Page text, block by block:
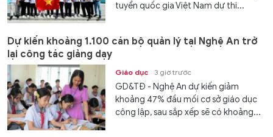
tuyển quốc gia Việt Nam dự thi...
Dự kiến khoảng 1.100 cán bộ quản lý tại Nghệ An trở
lại công tác giảng dạy
Giáo dục 3 giờ trước
GD&TĐ - Nghệ An dự kiến giảm
khoảng 47% đầu mối cơ sở giáo dục
công lập, sau sắp xếp sẽ có khoảng...